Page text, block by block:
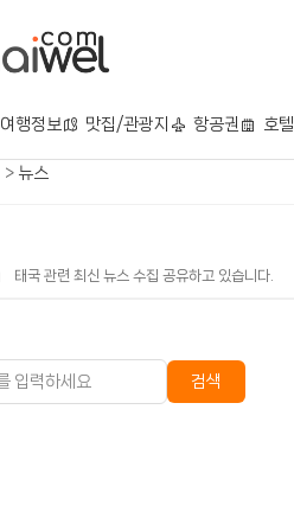
여행정보 맛집/관광지 항공권 호텔
> 뉴스
태국 관련 최신 뉴스 수집 공유하고 있습니다.
검색